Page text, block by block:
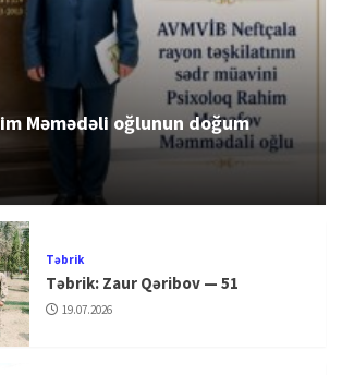
Məmədəli oğlunun doğum
Təbrik
Təbrik: Zaur Qəribov — 51
19.07.2026